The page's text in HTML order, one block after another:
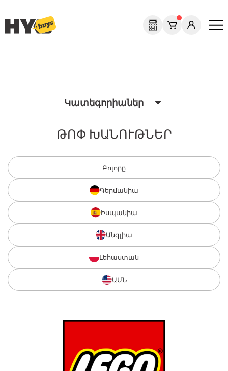
Կատեգորիաներ
ԹՈՓ ԽԱՆՈՒԹՆԵՐ
Բոլորը
Գերմանիա
Իսպանիա
Անգլիա
Լեհաստան
ԱՄՆ